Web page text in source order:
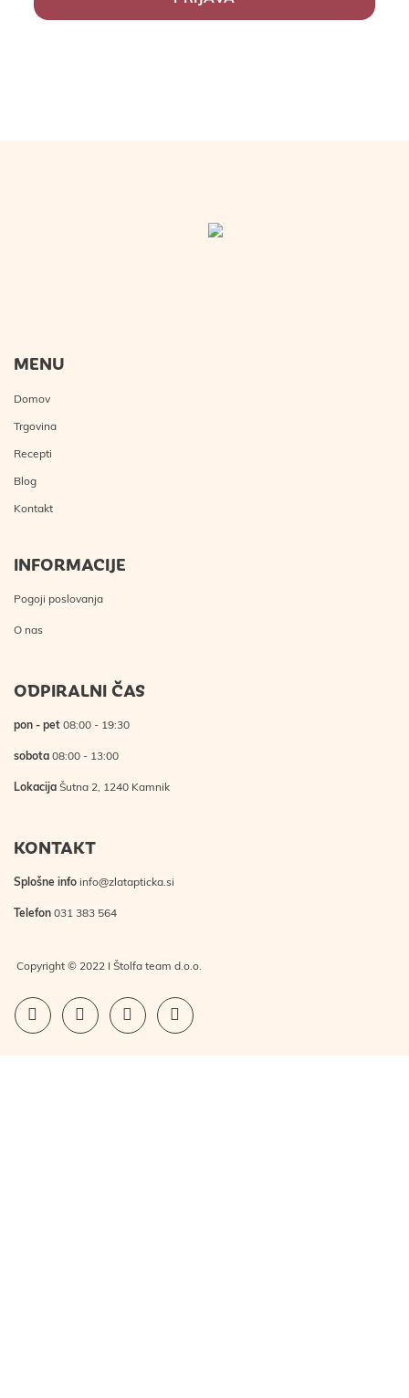
MENU
Domov
Trgovina
Recepti
Blog
Kontakt
INFORMACIJE
Pogoji poslovanja
O nas
ODPIRALNI ČAS
pon - pet 08:00 - 19:30
sobota 08:00 - 13:00
Lokacija Šutna 2, 1240 Kamnik
KONTAKT
Splošne info info@zlatapticka.si
Telefon 031 383 564
Copyright © 2022 I Štolfa team d.o.o.